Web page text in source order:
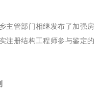
主管部门相继发布了加强房
注册结构工程师参与鉴定的